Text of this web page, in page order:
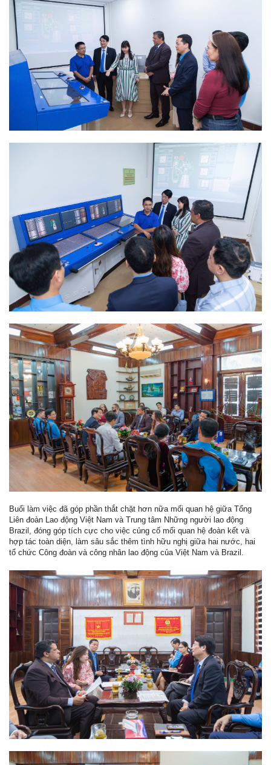
Buổi làm việc đã góp phần thắt chặt hơn nữa mối quan hệ giữa Tổng
Liên đoàn Lao động Việt Nam và Trung tâm Những người lao động
Brazil, đóng góp tích cực cho việc củng cố mối quan hệ đoàn kết và
hợp tác toàn diện, làm sâu sắc thêm tình hữu nghị giữa hai nước, hai
tổ chức Công đoàn và công nhân lao động của Việt Nam và Brazil.